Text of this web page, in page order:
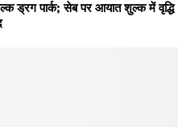
ड्रग पार्क; सेब पर आयात शुल्क में वृद्धि